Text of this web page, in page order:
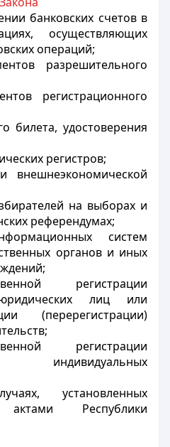
банковских счетов в
осуществляющих
операций;
разрешительного
регистрационного
билета, удостоверения
регистров;
внешнеэкономической
на выборах и
референдумах;
систем
органов и иных
регистрации
юридических лиц или
(перерегистрации)
регистрации
индивидуальных
установленных
актами Республики